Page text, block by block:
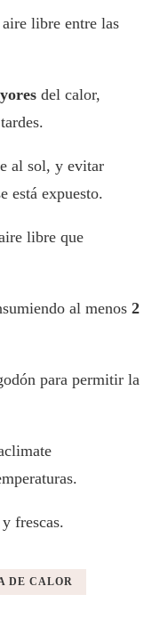
libre entre las
del calor,
al sol, y evitar
está expuesto.
libre que
al menos 2
para permitir la
frescas.
DE CALOR